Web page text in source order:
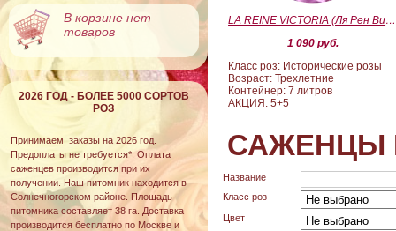
В корзине нет
товаров
2026 ГОД - БОЛЕЕ 5000 СОРТОВ
РОЗ
Принимаем заказы на 2026 год.
Предоплаты не требуется*. Оплата
саженцев производится при их
получении. Наш питомник находится в
Солнечногорском районе. Площадь
питомника составляет 38 га. Доставка
производится бесплатно по Москве и
LA REINE VICTORIA (Ля Рен Виктория)
1 090 руб.
Класс роз: Исторические розы
Возраст: Трехлетние
Контейнер: 7 литров
АКЦИЯ: 5+5
САЖЕНЦЫ
Название
Класс роз
Цвет